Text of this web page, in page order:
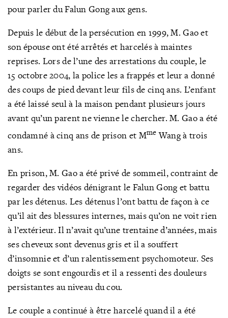
pour parler du Falun Gong aux gens.
Depuis le début de la persécution en 1999, M. Gao et
son épouse ont été arrêtés et harcelés à maintes
reprises. Lors de l’une des arrestations du couple, le
15 octobre 2004, la police les a frappés et leur a donné
des coups de pied devant leur fils de cinq ans. L’enfant
a été laissé seul à la maison pendant plusieurs jours
avant qu’un parent ne vienne le chercher. M. Gao a été
condamné à cinq ans de prison et Mme Wang à trois
ans.
En prison, M. Gao a été privé de sommeil, contraint de
regarder des vidéos dénigrant le Falun Gong et battu
par les détenus. Les détenus l’ont battu de façon à ce
qu’il ait des blessures internes, mais qu’on ne voit rien
à l’extérieur. Il n’avait qu’une trentaine d’années, mais
ses cheveux sont devenus gris et il a souffert
d’insomnie et d’un ralentissement psychomoteur. Ses
doigts se sont engourdis et il a ressenti des douleurs
persistantes au niveau du cou.
Le couple a continué à être harcelé quand il a été